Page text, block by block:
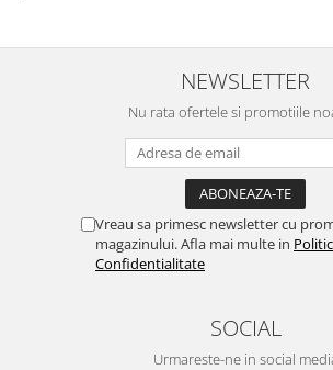
NEWSLETTER
Nu rata ofertele si promotiile
Vreau sa primesc newsletter cu
magazinului. Afla mai multe in
Confidentialitate
SOCIAL
Urmareste-ne in social